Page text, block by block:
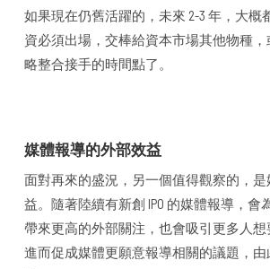
如果現在仍舊活躍的，未來 2-3 年，大概
資必須出場，交棒給資本市場其他物種
略整合接手的時間點了。
媒體報導的外部效益
面對再來的盛況，另一個值得觀察的，
益。隨著陸續有新創 IPO 的媒體報導，會
帶來更高的外部關注，也會吸引更多人想
進而促成媒體更願意報導相關的議題，